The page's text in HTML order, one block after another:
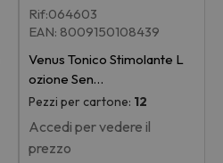
Rif:064603
EAN: 8009150108439
Venus Tonico Stimolante L
ozione Sen…
Pezzi per cartone: 12
Accedi per vedere il
prezzo